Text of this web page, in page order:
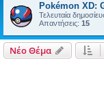
Pokémon XD:
Τελευταία
Απαντήσεις: 15
Νέο Θέμα